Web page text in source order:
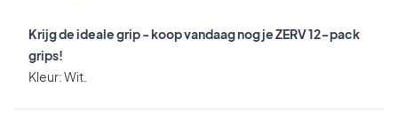
Krijg de ideale grip - koop vandaag nog je ZERV 12-pack
grips!
Kleur: Wit.